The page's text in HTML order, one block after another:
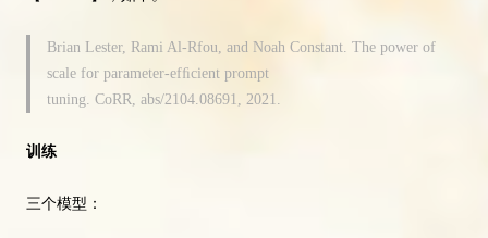
Brian Lester, Rami Al-Rfou, and Noah Constant. The power of
scale for parameter-efﬁcient prompt
tuning. CoRR, abs/2104.08691, 2021.
训练
三个模型：